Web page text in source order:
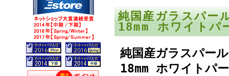
純国産ガラスパ
18mm ホワイト
純国産ガラスパー
18mm ホワイトパ